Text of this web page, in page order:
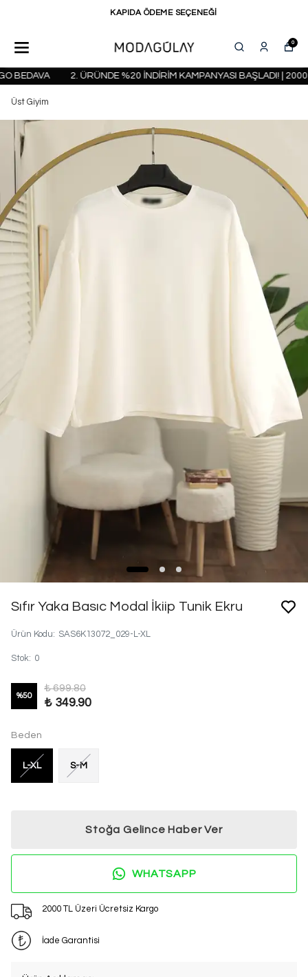
KAPIDA ÖDEME SEÇENEĞİ
0
BEDAVA 2. ÜRÜNDE %20 İNDİRİM KAMPANYASI BAŞLADI! | 2000
Üst Giyim
Sıfır Yaka Basıc Modal İkiip Tunik Ekru
Ürün Kodu: SAS6K13072_029-L-XL
Stok: 0
%50
₺ 699.80
₺ 349.90
Beden
L-XL S-M
Stoğa Gelince Haber Ver
WHATSAPP
2000 TL Üzeri Ücretsiz Kargo
İade Garantisi